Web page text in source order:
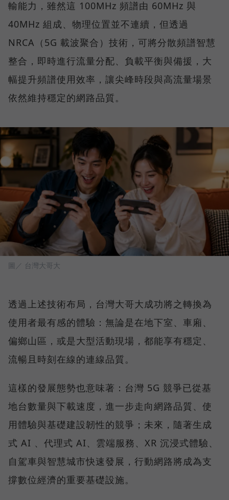
輸能力，雖然這 100MHz 頻譜由 60MHz 與
40MHz 組成、物理位置並不連續，但透過
NRCA（5G 載波聚合）技術，可將分散頻譜智慧
整合，即時進行流量分配、負載平衡與備援，大
幅提升頻譜使用效率，讓尖峰時段與高流量場景
依然維持穩定的網路品質。
圖／ 台灣大哥大
透過上述技術布局，台灣大哥大成功將之轉換為
使用者最有感的體驗：無論是在地下室、車廂、
偏鄉山區，或是大型活動現場，都能享有穩定、
流暢且時刻在線的連線品質。
這樣的發展態勢也意味著：台灣 5G 競爭已從基
地台數量與下載速度，進一步走向網路品質、使
用體驗與基礎建設韌性的競爭；未來，隨著生成
式 AI 、代理式 AI、雲端服務、XR 沉浸式體驗、
自駕車與智慧城市快速發展，行動網路將成為支
撐數位經濟的重要基礎設施。